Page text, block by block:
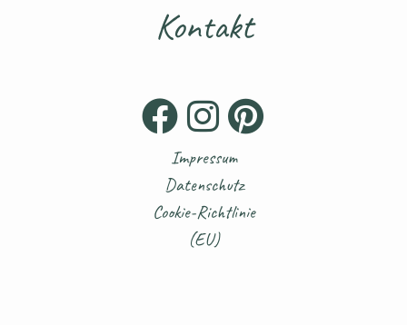
Kontakt
Impressum
Datenschutz
Cookie-Richtlinie
(EU)